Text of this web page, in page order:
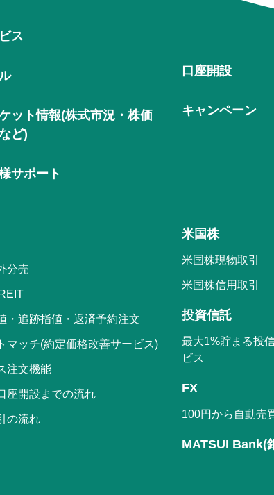
ス
ット情報(株式市況・株価
ど)
サポート
口座開設
キャンペーン
分売
・追跡指値・返済予約注文
マッチ(約定価格改善サービス)
注文機能
座開設までの流れ
の流れ
米国株
米国株現物取引
米国株信用取引
投資信託
最大1%貯まる投
ビス
FX
100円から自動売
MATSUI Bank(